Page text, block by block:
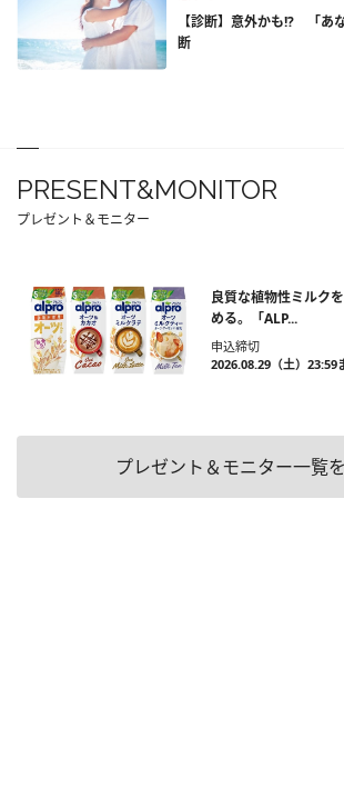
【診断】意外かも!? 「あ
断
PRESENT&MONITOR
プレゼント＆モニター
良質な植物性ミルク
める。「ALP...
申込締切
2026.08.29（土）23:59
プレゼント＆モニター一覧